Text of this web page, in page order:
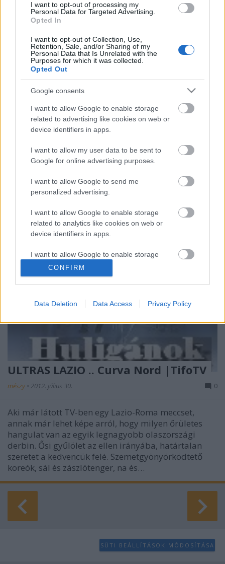
I want to opt-out of processing my
Personal Data for Targeted Advertising.
Opted In
I want to opt-out of Collection, Use,
Retention, Sale, and/or Sharing of my
Personal Data that Is Unrelated with the
Purposes for which it was collected.
Opted Out
Google consents
I want to allow Google to enable storage
related to advertising like cookies on web or
device identifiers in apps.
I want to allow my user data to be sent to
Google for online advertising purposes.
I want to allow Google to send me
personalized advertising.
I want to allow Google to enable storage
related to analytics like cookies on web or
device identifiers in apps.
I want to allow Google to enable storage
related to functionality of the website or app.
I want to allow Google to enable storage
functionality and fraud prevention, and other
user protection.
CONFIRM
Data Deletion Data Access Privacy Policy
CURVA NORD INTER .. Choreo 01/2012
|TifoTV
2012. július 30.
Olyan, mint egy Lazio-Roma derby, de mégis más. A
helyszín milánó, a szurkolók a közös stadionban
csapnak össze egymással. Élőképek, koreok minden
oldalon, a szokásos rivalizálás és egy kicsit több.
Merthogy ez az Inter-Milan derby, ahol a fekete-
ULTRAS LAZIO .. Curva Nord |TifoTV
mészy • 2012. július 30. 0
Aki már látott TV-ben egy Lazio-Roma meccset,
annak már lehet képe arról, hogy milyen őrületes
hangulat van az egyik legnagyobb olaszországi
derbin. Ősi gyűlölet az ellen irányába, határtalan
szeretet a kedvencük felé. Szemetgyönyörködtető
koreók, sál és zászlótenger, na és…
SÜTI BEÁLLÍTÁSOK MÓDOSÍTÁSA